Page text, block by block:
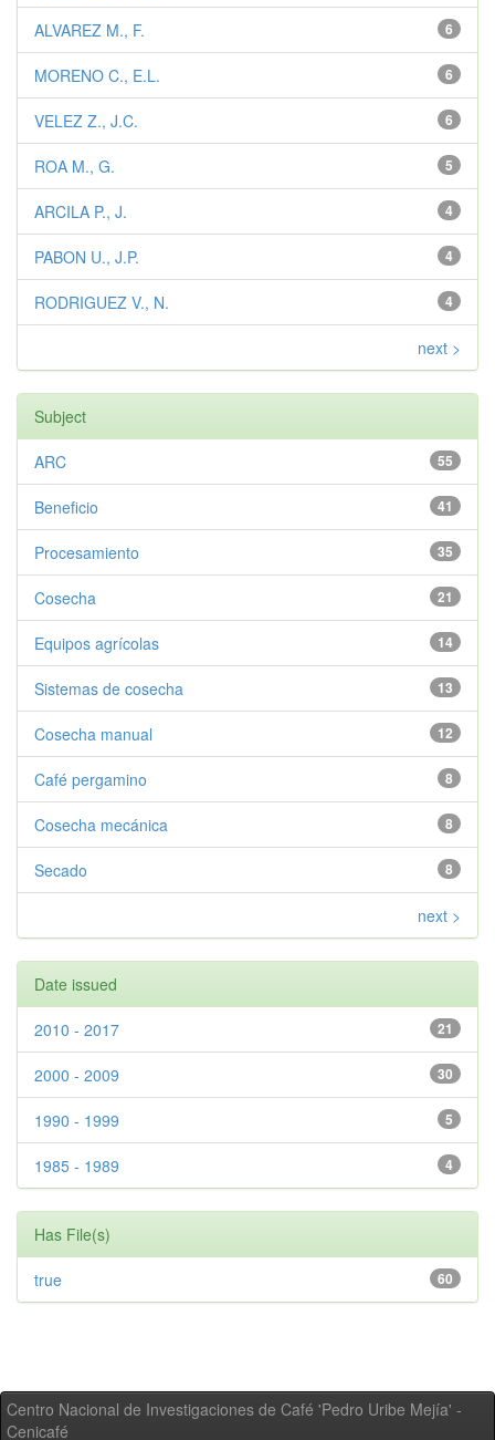
6
ALVAREZ M., F.
6
MORENO C., E.L.
6
VELEZ Z., J.C.
5
ROA M., G.
4
ARCILA P., J.
4
PABON U., J.P.
4
RODRIGUEZ V., N.
next >
Subject
55
ARC
41
Beneficio
35
Procesamiento
21
Cosecha
14
Equipos agrícolas
13
Sistemas de cosecha
12
Cosecha manual
8
Café pergamino
8
Cosecha mecánica
8
Secado
next >
Date issued
21
2010 - 2017
30
2000 - 2009
5
1990 - 1999
4
1985 - 1989
Has File(s)
60
true
Centro Nacional de Investigaciones de Café 'Pedro Uribe Mejía' -
Cenicafé